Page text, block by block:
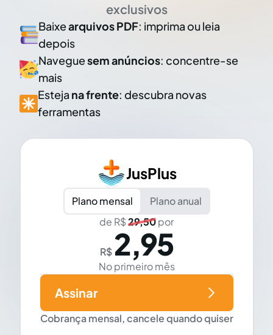
exclusivos
Baixearquivos PDF: imprima ou leia
depois
Naveguesem anúncios: concentre-se
mais
Esteja na frente: descubra novas
ferramentas
JusPlus
Plano mensal
Plano anual
de R$29,50por
R$ 2,95
No primeiro mês
Cobrança mensal, cancele quando quiser
Assinar